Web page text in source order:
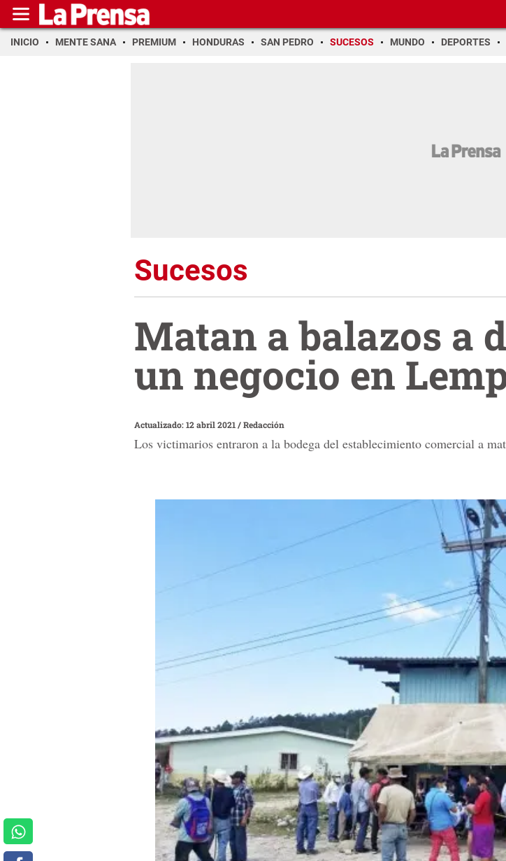
INICIO MENTE SANA PREMIUM HONDURAS SAN PEDRO SUCESOS MUNDO DEPORTES
Sucesos
Matan a balazos a
un negocio en
Actualizado: 12 abril 2021 /Redacción
Los victimarios entraron a la bodega del establecimiento comercial a